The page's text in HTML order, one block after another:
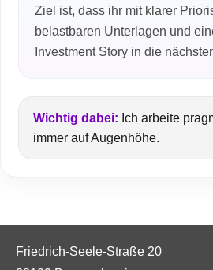
Ziel ist, dass ihr mit klarer
belastbaren Unterlagen und
Investment Story in die
Wichtig dabei: Ich arbeite
immer auf Augenhöhe.
Friedrich-Seele-Straße 20